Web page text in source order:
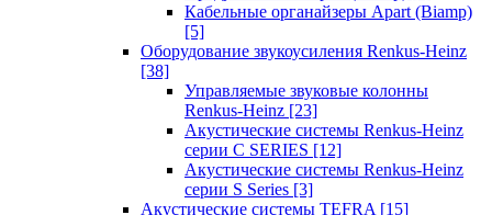
Кабельные органайзеры Apart (Biamp)
[5]
Оборудование звукоусиления Renkus-Heinz
[38]
Управляемые звуковые колонны
Renkus-Heinz [23]
Акустические системы Renkus-Heinz
серии C SERIES [12]
Акустические системы Renkus-Heinz
серии S Series [3]
Акустические системы TEFRA [15]